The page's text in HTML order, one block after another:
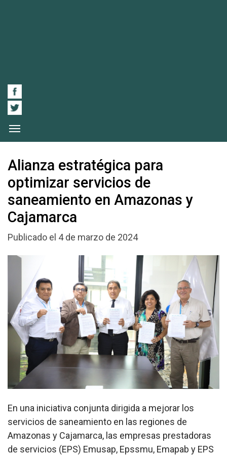
Alianza estratégica para
optimizar servicios de
saneamiento en Amazonas y
Cajamarca
Publicado el 4 de marzo de 2024
En una iniciativa conjunta dirigida a mejorar los
servicios de saneamiento en las regiones de
Amazonas y Cajamarca, las empresas prestadoras
de servicios (EPS) Emusap, Epssmu, Emapab y EPS